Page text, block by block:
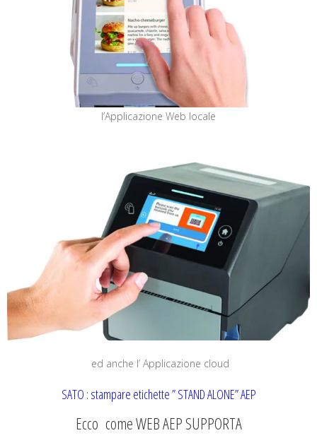
l’Applicazione Web locale
ed anche l’ Applicazione cloud
SATO : stampare etichette ” STAND ALONE” AEP
Ecco come WEB AEP SUPPORTA